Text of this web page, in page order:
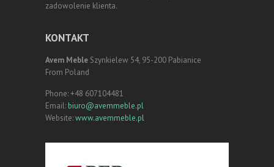
zadowolenie klienta.
KONTAKT
Avem Meble Szynkielew 54, 95-200 Pabianice
From Poland
Phone: +48 607104481
Email: biuro@avemmeble.pl
Website:www.avemmeble.pl